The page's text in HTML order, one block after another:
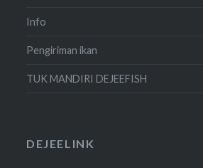
Info
Pengiriman ikan
TUK MANDIRI DEJEEFISH
DEJEELINK